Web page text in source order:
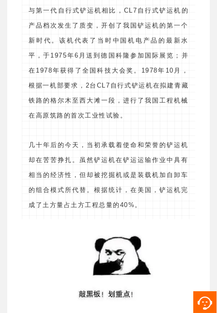
与第一代自行式铲运机相比，CL7自行式铲运机的
产品档次发生了质变，开创了我国铲运机的第一个
新时代。该机代表了当时中国机电产品的最新水
平，于1975年6月送到德国科隆参加国际展览；并
在1978年获得了全国科技大会奖。1978年10月，
根据一机部要求，2台CL7自行式铲运机在拟建青藏
铁路的格尔木至西大滩一段，进行了我国工程机械
在高原筑路的首次工业性试验。
几十年后的今天，当初承载着使命和荣誉的铲运机
却在苦苦挣扎。虽然铲运机在铲运运输作业中具有
相当的经济性，但却被挖掘机或是装载机加自卸车
的组合模式所代替。根据统计，在美国，铲运机完
成了土方量占土方工程总量的40%。